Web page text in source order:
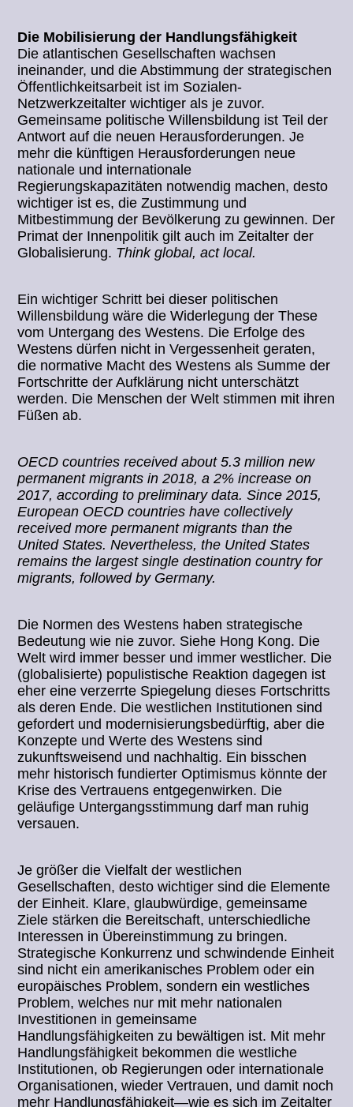
Die Mobilisierung der Handlungsfähigkeit
Die atlantischen Gesellschaften wachsen
ineinander, und die Abstimmung der strategischen
Öffentlichkeitsarbeit ist im Sozialen-
Netzwerkzeitalter wichtiger als je zuvor.
Gemeinsame politische Willensbildung ist Teil der
Antwort auf die neuen Herausforderungen. Je
mehr die künftigen Herausforderungen neue
nationale und internationale
Regierungskapazitäten notwendig machen, desto
wichtiger ist es, die Zustimmung und
Mitbestimmung der Bevölkerung zu gewinnen. Der
Primat der Innenpolitik gilt auch im Zeitalter der
Globalisierung. Think global, act local.
Ein wichtiger Schritt bei dieser politischen
Willensbildung wäre die Widerlegung der These
vom Untergang des Westens. Die Erfolge des
Westens dürfen nicht in Vergessenheit geraten,
die normative Macht des Westens als Summe der
Fortschritte der Aufklärung nicht unterschätzt
werden. Die Menschen der Welt stimmen mit ihren
Füßen ab.
OECD countries received about 5.3 million new
permanent migrants in 2018, a 2% increase on
2017, according to preliminary data. Since 2015,
European OECD countries have collectively
received more permanent migrants than the
United States. Nevertheless, the United States
remains the largest single destination country for
migrants, followed by Germany.
Die Normen des Westens haben strategische
Bedeutung wie nie zuvor. Siehe Hong Kong. Die
Welt wird immer besser und immer westlicher. Die
(globalisierte) populistische Reaktion dagegen ist
eher eine verzerrte Spiegelung dieses Fortschritts
als deren Ende. Die westlichen Institutionen sind
gefordert und modernisierungsbedürftig, aber die
Konzepte und Werte des Westens sind
zukunftsweisend und nachhaltig. Ein bisschen
mehr historisch fundierter Optimismus könnte der
Krise des Vertrauens entgegenwirken. Die
geläufige Untergangsstimmung darf man ruhig
versauen.
Je größer die Vielfalt der westlichen
Gesellschaften, desto wichtiger sind die Elemente
der Einheit. Klare, glaubwürdige, gemeinsame
Ziele stärken die Bereitschaft, unterschiedliche
Interessen in Übereinstimmung zu bringen.
Strategische Konkurrenz und schwindende Einheit
sind nicht ein amerikanisches Problem oder ein
europäisches Problem, sondern ein westliches
Problem, welches nur mit mehr nationalen
Investitionen in gemeinsame
Handlungsfähigkeiten zu bewältigen ist. Mit mehr
Handlungsfähigkeit bekommen die westliche
Institutionen, ob Regierungen oder internationale
Organisationen, wieder Vertrauen, und damit noch
mehr Handlungsfähigkeit—wie es sich im Zeitalter